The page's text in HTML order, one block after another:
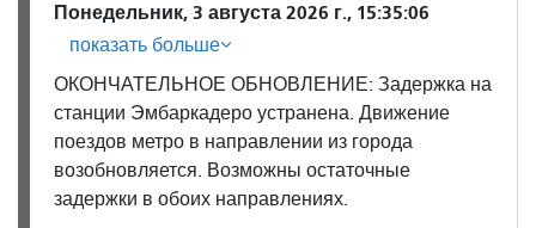
Понедельник, 3 августа 2026 г., 15:35:06
показать больше
ОКОНЧАТЕЛЬНОЕ ОБНОВЛЕНИЕ: Задержка на
станции Эмбаркадеро устранена. Движение
поездов метро в направлении из города
возобновляется. Возможны остаточные
задержки в обоих направлениях.